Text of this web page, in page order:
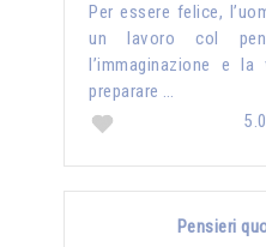
Per essere felice,
un lavoro col
l’immaginazione e
preparare …
Pensieri